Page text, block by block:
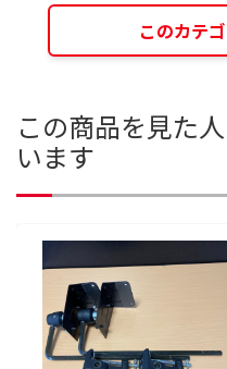
このカテ
この商品を見た
います